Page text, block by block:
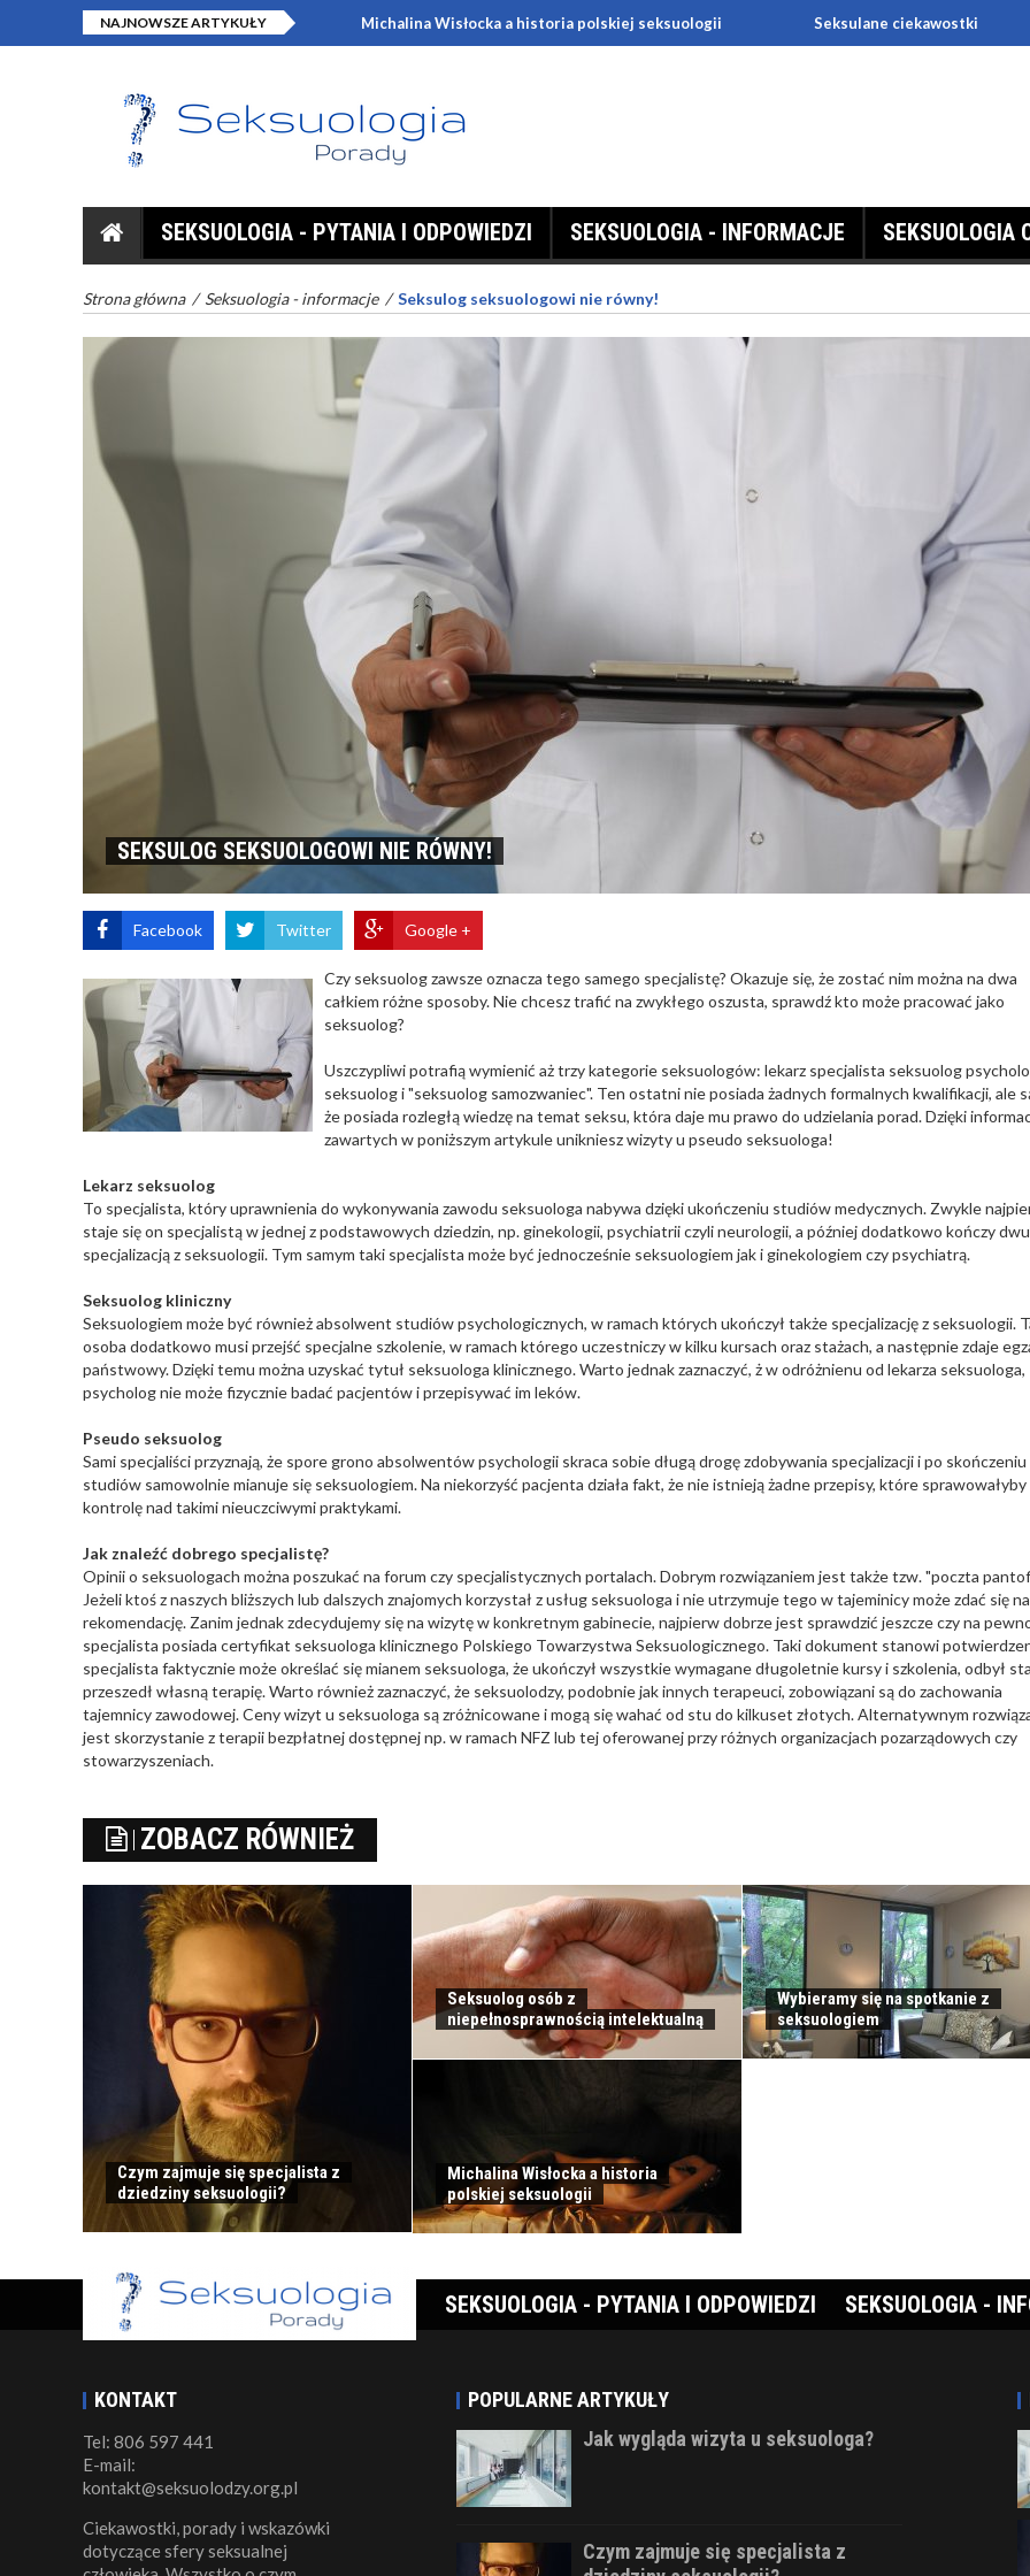
NAJNOWSZE ARTYKUŁY Michalina Wisłocka a historia polskiej seksuologii Seksulane ciekawostki
SEKSUOLOGIA - PYTANIA I ODPOWIEDZI SEKSUOLOGIA - INFORMACJE SEKSUOLOGIA
Strona główna / Seksuologia - informacje /Seksulog seksuologowi nie równy!
SEKSULOG SEKSUOLOGOWI NIE RÓWNY!
Facebook Twitter Google +
Czy seksuolog zawsze oznacza tego samego specjalistę? Okazuje się, że zostać nim można na dwa
całkiem różne sposoby. Nie chcesz trafić na zwykłego oszusta, sprawdź kto może pracować jako
seksuolog?
Uszczypliwi potrafią wymienić aż trzy kategorie seksuologów: lekarz specjalista seksuolog
seksuolog i "seksuolog samozwaniec". Ten ostatni nie posiada żadnych formalnych kwalifikacji, ale
że posiada rozległą wiedzę na temat seksu, która daje mu prawo do udzielania porad. Dzięki
zawartych w poniższym artykule unikniesz wizyty u pseudo seksuologa!
Lekarz seksuolog
To specjalista, który uprawnienia do wykonywania zawodu seksuologa nabywa dzięki ukończeniu studiów medycznych. Zwykle
staje się on specjalistą w jednej z podstawowych dziedzin, np. ginekologii, psychiatrii czyli neurologii, a później dodatkowo kończy
specjalizacją z seksuologii. Tym samym taki specjalista może być jednocześnie seksuologiem jak i ginekologiem czy psychiatrą.
Seksuolog kliniczny
Seksuologiem może być również absolwent studiów psychologicznych, w ramach których ukończył także specjalizację z seksuologii.
osoba dodatkowo musi przejść specjalne szkolenie, w ramach którego uczestniczy w kilku kursach oraz stażach, a następnie zdaje
państwowy. Dzięki temu można uzyskać tytuł seksuologa klinicznego. Warto jednak zaznaczyć, ż w odróżnienu od lekarza seksuologa,
psycholog nie może fizycznie badać pacjentów i przepisywać im leków.
Pseudo seksuolog
Sami specjaliści przyznają, że spore grono absolwentów psychologii skraca sobie długą drogę zdobywania specjalizacji i po skończeniu
studiów samowolnie mianuje się seksuologiem. Na niekorzyść pacjenta działa fakt, że nie istnieją żadne przepisy, które sprawowałyby
kontrolę nad takimi nieuczciwymi praktykami.
Jak znaleźć dobrego specjalistę?
Opinii o seksuologach można poszukać na forum czy specjalistycznych portalach. Dobrym rozwiązaniem jest także tzw. "poczta
Jeżeli ktoś z naszych bliższych lub dalszych znajomych korzystał z usług seksuologa i nie utrzymuje tego w tajeminicy może zdać się
rekomendację. Zanim jednak zdecydujemy się na wizytę w konkretnym gabinecie, najpierw dobrze jest sprawdzić jeszcze czy na
specjalista posiada certyfikat seksuologa klinicznego Polskiego Towarzystwa Seksuologicznego. Taki dokument stanowi
specjalista faktycznie może określać się mianem seksuologa, że ukończył wszystkie wymagane długoletnie kursy i szkolenia, odbył
przeszedł własną terapię. Warto również zaznaczyć, że seksuolodzy, podobnie jak innych terapeuci, zobowiązani są do zachowania
tajemnicy zawodowej. Ceny wizyt u seksuologa są zróżnicowane i mogą się wahać od stu do kilkuset złotych. Alternatywnym
jest skorzystanie z terapii bezpłatnej dostępnej np. w ramach NFZ lub tej oferowanej przy różnych organizacjach pozarządowych czy
stowarzyszeniach.
ZOBACZ RÓWNIEŻ
Czym zajmuje się specjalista z
dziedziny seksuologii?
Seksuolog osób z
niepełnosprawnością intelektualną
Wybieramy się na spotkanie z
seksuologiem
Michalina Wisłocka a historia
polskiej seksuologii
SEKSUOLOGIA - PYTANIA I ODPOWIEDZI SEKSUOLOGIA -
KONTAKT
Tel: 806 597 441
E-mail:
kontakt@seksuolodzy.org.pl
Ciekawostki, porady i wskazówki
dotyczące sfery seksualnej
POPULARNE ARTYKUŁY
Jak wygląda wizyta u seksuologa?
Czym zajmuje się specjalista z